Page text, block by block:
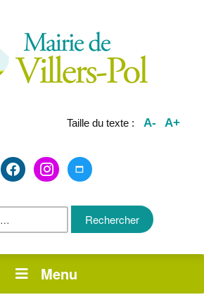
Taille du texte : A- A+
facebook2instagrammaximize
Rechercher :
Menu